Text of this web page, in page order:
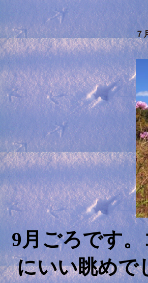
７
9月ごろです
にいい眺めで